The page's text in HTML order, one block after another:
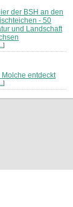
der BSH an den
- 50
und Landschaft
]
Molche entdeckt
]